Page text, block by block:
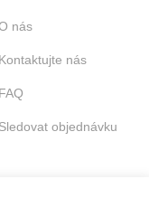
nás
Kontaktujte nás
FAQ
Sledovat objednávku